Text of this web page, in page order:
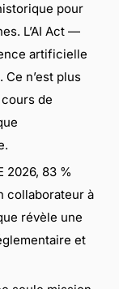
pour
L’AI Act —
artificielle
n’est plus
de
2026, 83 %
collaborateur à
révèle une
et